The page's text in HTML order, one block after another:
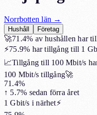
Norrbotten län →
Hushåll Företag
🚀71.4% av hushållen har
⚡75.9% har tillgång till 1
📈Tillgång till 100 Mbit/s
100 Mbit/s tillgång🚀
71.4%
↑ 5.7% sedan förra året
1 Gbit/s i närhet⚡